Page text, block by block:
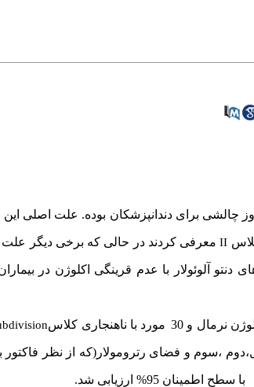
برای دندانپزشکان بوده. علت اصلی این
IIمعرفی کردند در حالی که برخی دیگر علت
آلوئولار با عدم قرینگی اکلوژن در
مورد با ناهنجاری کلاس
،سوم و فضای رترومولار(که از نظر فاکتور
با سطح اطمینان 95% ارزیابی شد.